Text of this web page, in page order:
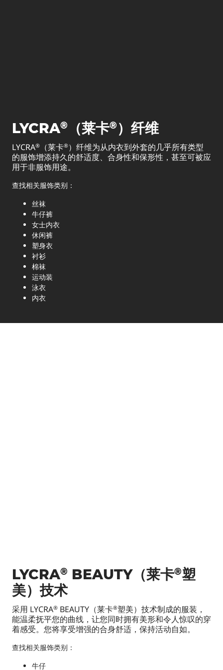
LYCRA® （莱卡® ）纤维
LYCRA® （莱卡®）纤维为从内衣到外套的几乎所有类型
的服饰增添持久的舒适度、合身性和保形性，甚至可被应
用于非服饰用途。
查找相关服饰类别：
丝袜
牛仔裤
女士内衣
休闲裤
塑身衣
衬衫
棉袜
运动装
泳衣
内衣
LYCRA® BEAUTY（莱卡®塑
美）技术
采用 LYCRA® BEAUTY（莱卡®塑美）技术制成的服装，
能温柔抚平您的曲线，让您同时拥有美形和令人惊叹的穿
着感受。您将享受增强的合身舒适，保持活动自如。
查找相关服饰类别：
牛仔